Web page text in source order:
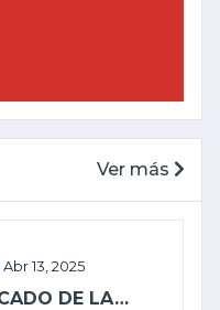
Ver más
Abr 13, 2025
DE LA…